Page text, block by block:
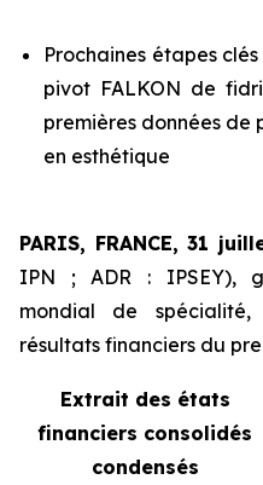
Prochaines étapes
pivot FALKON de
premières données de
en esthétique
PARIS, FRANCE, 31
IPN ; ADR : IPSEY),
mondial de spécialité,
résultats financiers du
Extrait des états
financiers consolidés
condensés